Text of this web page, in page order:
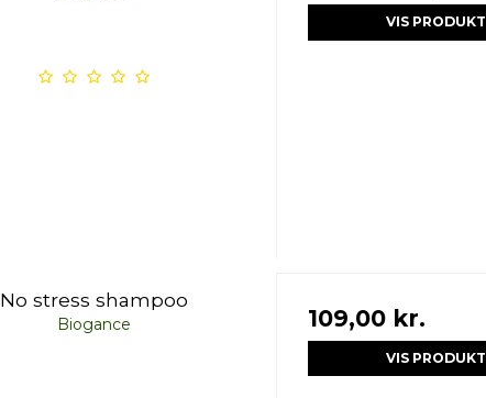
VIS PRODUKT
No stress shampoo
Biogance 109,00 kr.
VIS PRODUKT